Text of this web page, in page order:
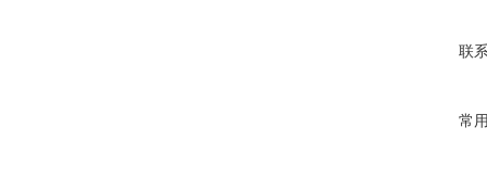
联
常